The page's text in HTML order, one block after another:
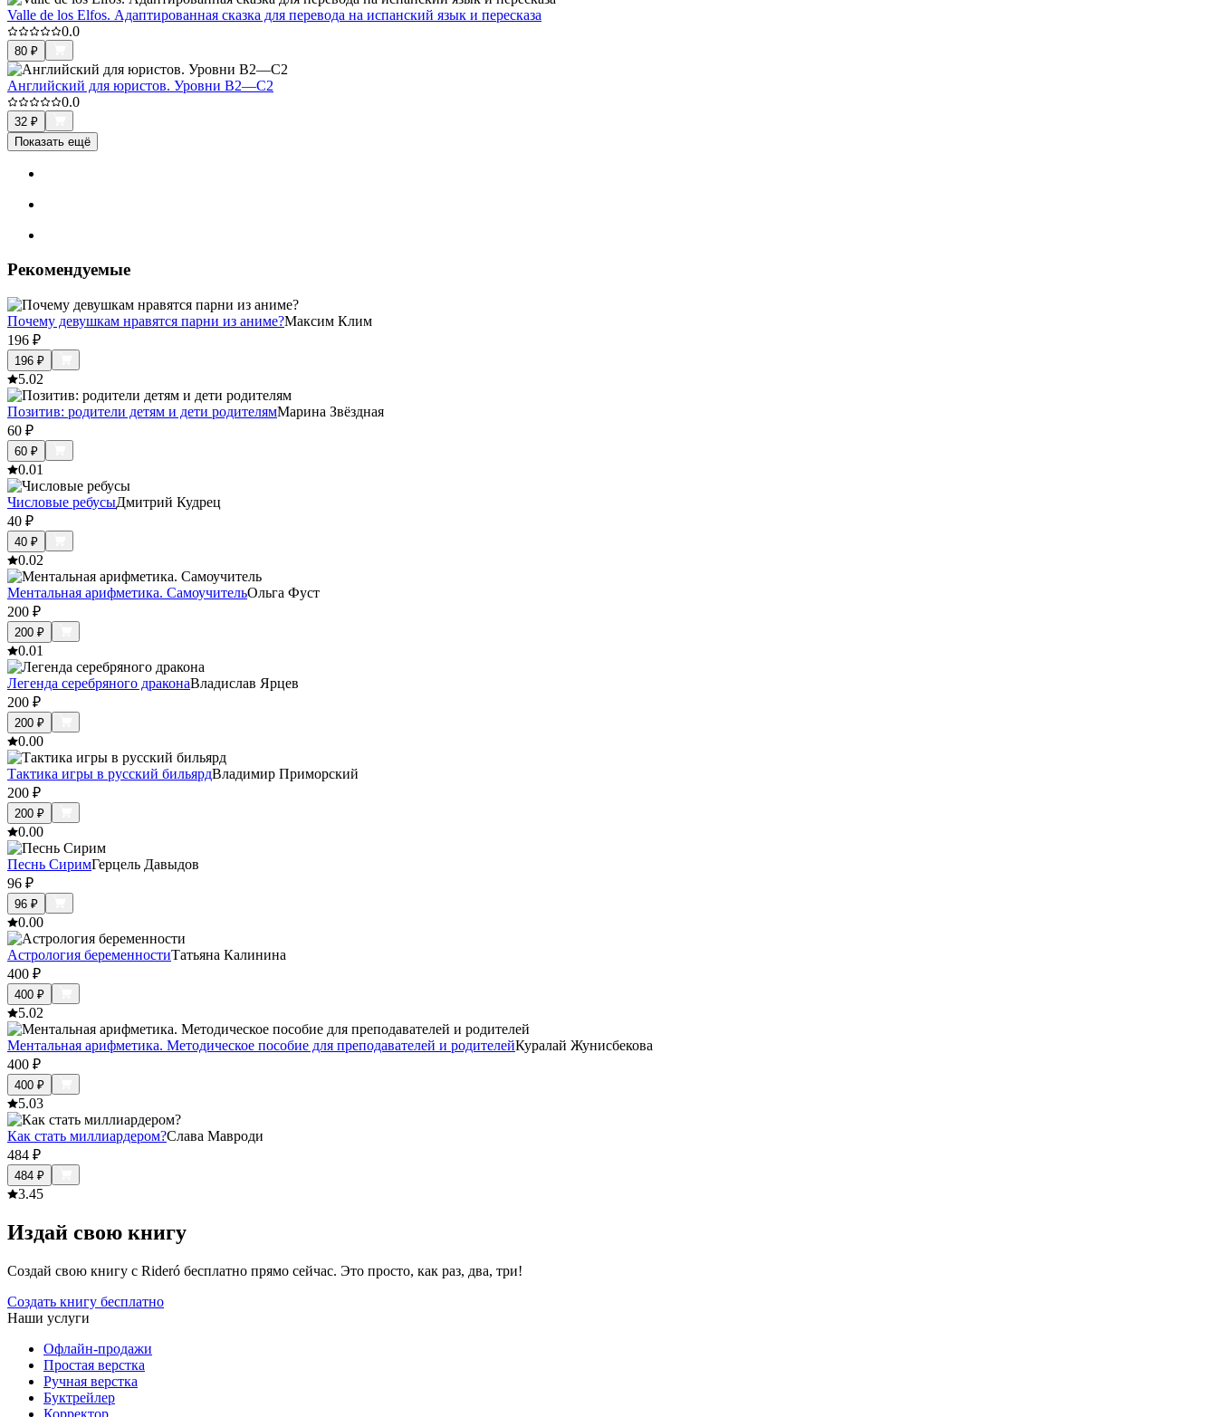
Valle de los Elfos. Адаптированная сказка для перевода на испанский язык и пересказа
0.0
80 ₽
Английский для юристов. Уровни В2—С2
0.0
32 ₽
Показать ещё
Рекомендуемые
Почему девушкам нравятся парни из аниме?Максим Клим
196 ₽
196 ₽
5.02
Позитив: родители детям и дети родителямМарина Звёздная
60 ₽
60 ₽
0.01
Числовые ребусыДмитрий Кудрец
40 ₽
40 ₽
0.02
Ментальная арифметика. СамоучительОльга Фуст
200 ₽
200 ₽
0.01
Легенда серебряного драконаВладислав Ярцев
200 ₽
200 ₽
0.00
Тактика игры в русский бильярдВладимир Приморский
200 ₽
200 ₽
0.00
Песнь СиримГерцель Давыдов
96 ₽
96 ₽
0.00
Астрология беременностиТатьяна Калинина
400 ₽
400 ₽
5.02
Ментальная арифметика. Методическое пособие для преподавателей и родителейКуралай Жунисбекова
400 ₽
400 ₽
5.03
Как стать миллиардером?Слава Мавроди
484 ₽
484 ₽
3.45
Издай свою книгу
Создай свою книгу с Rideró бесплатно прямо сейчас. Это просто, как раз, два, три!
Создать книгу бесплатно
Наши услуги
Офлайн-продажи
Простая верстка
Ручная верстка
Буктрейлер
Корректор